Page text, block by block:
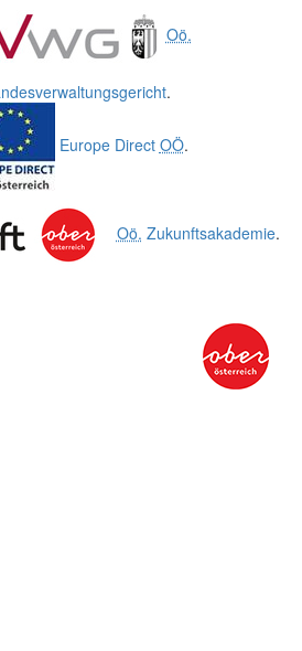
Oö.
.
Europe Direct OÖ.
Oö. Zukunftsakademie.